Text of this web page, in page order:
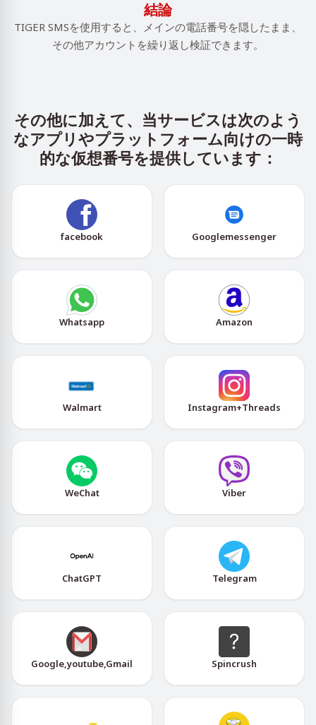
結論
TIGER SMSを使用すると、メインの電話番号を隠したまま、
その他アカウントを繰り返し検証できます。
その他に加えて、当サービスは次のよう
なアプリやプラットフォーム向けの一時
的な仮想番号を提供しています：
facebook Googlemessenger
Whatsapp Amazon
Walmart Instagram+Threads
WeChat Viber
ChatGPT Telegram
Google,youtube,Gmail Spincrush